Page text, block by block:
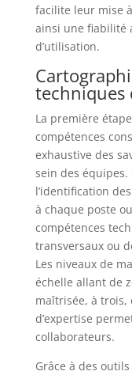
facilite leur mise
ainsi une fiabilité
d’utilisation.
techniques
La première
compétences
exhaustive des
sein des équipes.
l’identification
à chaque poste
compétences
transversaux ou
Les niveaux de
échelle allant de
maîtrisée, à trois,
d’expertise
collaborateurs.
Grâce à des